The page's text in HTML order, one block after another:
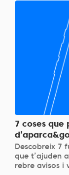
7 coses que
Descobreix 7
que t’ajuden
rebre avisos i